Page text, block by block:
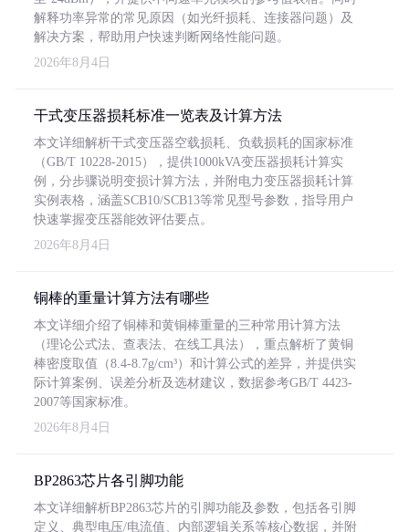
解释功率异常的常见原因（如光纤损耗、连接器问题）及
解决方案，帮助用户快速判断网络性能问题。
2026年8月4日
干式变压器损耗标准一览表及计算方法
本文详细解析干式变压器空载损耗、负载损耗的国家标准
（GB/T 10228-2015），提供1000kVA变压器损耗计算实
例，分步骤说明变损计算方法，并附电力变压器损耗计算
实例表格，涵盖SCB10/SCB13等常见型号参数，指导用户
快速掌握变压器能效评估要点。
2026年8月4日
铜棒的重量计算方法有哪些
本文详细介绍了铜棒和黄铜棒重量的三种常用计算方法
（理论公式法、查表法、在线工具法），重点解析了黄铜
棒密度取值（8.4-8.7g/cm³）和计算公式的差异，并提供实
际计算案例、误差分析及选材建议，数据参考GB/T 4423-
2007等国家标准。
2026年8月4日
BP2863芯片各引脚功能
本文详细解析BP2863芯片的引脚功能及参数，包括各引脚
定义、典型电压/电流值、内部逻辑关系等核心数据，并附